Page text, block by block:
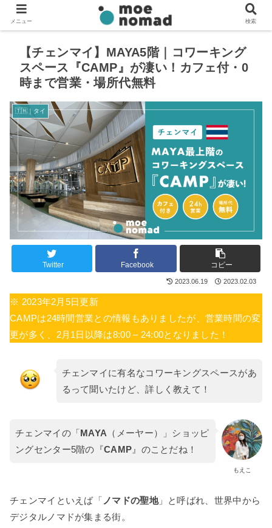
【チェンマイ】MAYA5階｜コワーキング
スペース『CAMP』が凄い！カフェ付・0
時まで営業・場所代無料
🇹🇭｜タイ
Twitter Facebook コピー
2023.06.19 2023.02.03
※ 2023年2月5日更新
CAMPは24時間営業との情報もありましたが、営業時間の変
更が多く、2月1日以降は8:00 – 24:00となりました！
チェンマイに有名なコワーキングスペースがあ
るって聞いたけど、詳しく教えて！
もえこ
チェンマイの「MAYA （メーヤー）」ショッピ
ングセンター5階の『CAMP 』のことだね！
チェンマイといえば「 ノマドの聖地」と呼ばれ、世界中から
デジタルノマドが集まる街。
メニュー 検索